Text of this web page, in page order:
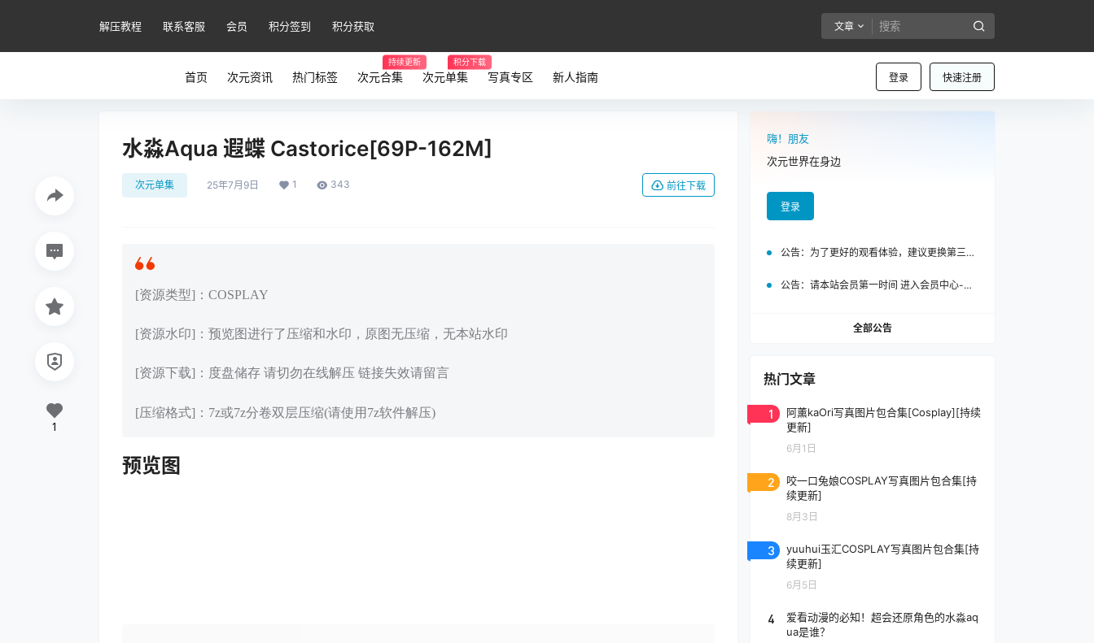
解压教程 联系客服 会员 积分签到 积分获取 文章
登录 快速注册
首页 次元资讯 热门标签 次元合集
持续更新
次元单集
积分下载
写真专区 新人指南
水淼Aqua 遐蝶 Castorice[69P-162M]
次元单集 25年7月9日 1 343 前往下载
[资源类型]：COSPLAY
[资源水印]：预览图进行了压缩和水印，原图无压缩，无本站水印
[资源下载]：度盘储存 请切勿在线解压 链接失效请留言
[压缩格式]：7z或7z分卷双层压缩(请使用7z软件解压)
预览图
1
嗨！朋友
次元世界在身边
登录
公告： 为了更好的观看体验，建议更换第三方浏览器访问泡面站
公告： 请本站会员第一时间 进入会员中心-我的设置中为您的账号绑定邮箱!
全部公告
热门文章
1
阿薰kaOri写真图片包合集[Cosplay][持续
更新]
6月1日
2
咬一口兔娘COSPLAY写真图片包合集[持
续更新]
8月3日
3
yuuhui玉汇COSPLAY写真图片包合集[持
续更新]
6月5日
4
爱看动漫的必知！超会还原角色的水淼aq
ua是谁？